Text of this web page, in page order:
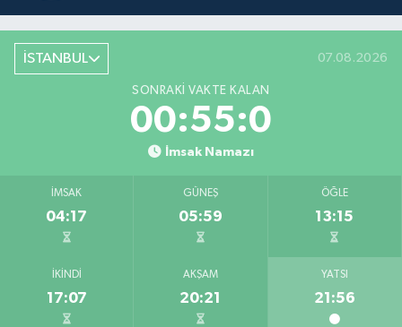
İSTANBUL 07.08.2026
SONRAKI VAKTE KALAN
00:55:0
İmsak Namazı
İMSAK
04:17
GÜNEŞ
05:59
ÖĞLE
13:15
İKINDI
17:07
AKŞAM
20:21
YATSI
21:56